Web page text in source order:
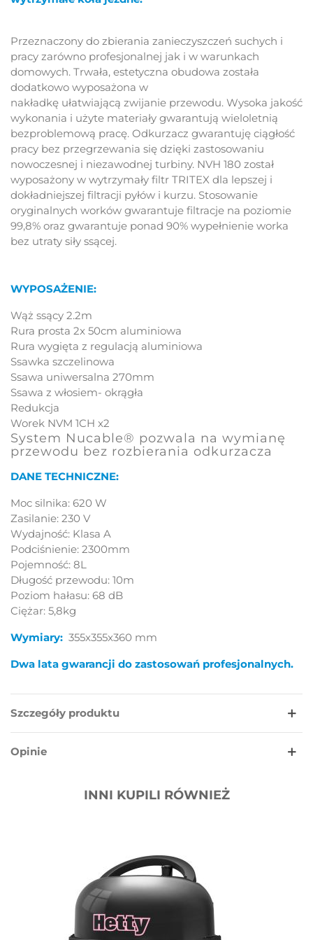
Przeznaczony do zbierania zanieczyszczeń suchych i
pracy zarówno profesjonalnej jak i w warunkach
domowych. Trwała, estetyczna obudowa została
dodatkowo wyposażona w
nakładkę ułatwiającą zwijanie przewodu. Wysoka jakość
wykonania i użyte materiały gwarantują wieloletnią
bezproblemową pracę. Odkurzacz gwarantuję ciągłość
pracy bez przegrzewania się dzięki zastosowaniu
nowoczesnej i niezawodnej turbiny. NVH 180 został
wyposażony w wytrzymały filtr TRITEX dla lepszej i
dokładniejszej filtracji pyłów i kurzu. Stosowanie
oryginalnych worków gwarantuje filtracje na poziomie
99,8% oraz gwarantuje ponad 90% wypełnienie worka
bez utraty siły ssącej.
WYPOSAŻENIE:
Wąż ssący 2.2m
Rura prosta 2x 50cm aluminiowa
Rura wygięta z regulacją aluminiowa
Ssawka szczelinowa
Ssawa uniwersalna 270mm
Ssawa z włosiem- okrągła
Redukcja
Worek NVM 1CH x2
System Nucable® pozwala na wymianę
przewodu bez rozbierania odkurzacza
DANE TECHNICZNE:
Moc silnika: 620 W
Zasilanie: 230 V
Wydajność: Klasa A
Podciśnienie: 2300mm
Pojemność: 8L
Długość przewodu: 10m
Poziom hałasu: 68 dB
Ciężar: 5,8kg
Wymiary: 355x355x360 mm
Dwa lata gwarancji do zastosowań profesjonalnych.
Szczegóły produktu
Opinie
INNI KUPILI RÓWNIEŻ